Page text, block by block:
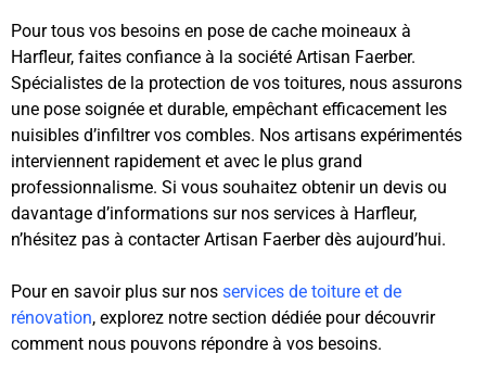
Pour tous vos besoins en pose de cache moineaux à
Harfleur, faites confiance à la société Artisan Faerber.
Spécialistes de la protection de vos toitures, nous assurons
une pose soignée et durable, empêchant efficacement les
nuisibles d’infiltrer vos combles. Nos artisans expérimentés
interviennent rapidement et avec le plus grand
professionnalisme. Si vous souhaitez obtenir un devis ou
davantage d’informations sur nos services à Harfleur,
n’hésitez pas à contacter Artisan Faerber dès aujourd’hui.
Pour en savoir plus sur nos services de toiture et de
rénovation, explorez notre section dédiée pour découvrir
comment nous pouvons répondre à vos besoins.